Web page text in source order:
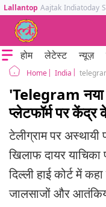
Lallantop Aajtak Indiatoday
होम लेटेस्ट न्यूज़
Home India
'Telegram नया
प्लेटफॉर्म पर केंद्र
टेलीग्राम पर
खिलाफ दायर
दिल्ली हाई कोर्ट में
जालसाजों और